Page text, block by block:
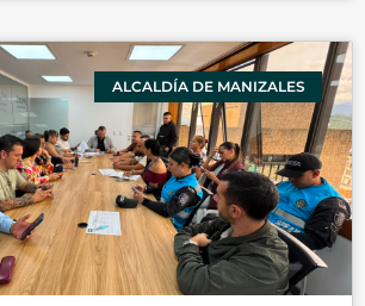
ALCALDÍA DE MANIZALES